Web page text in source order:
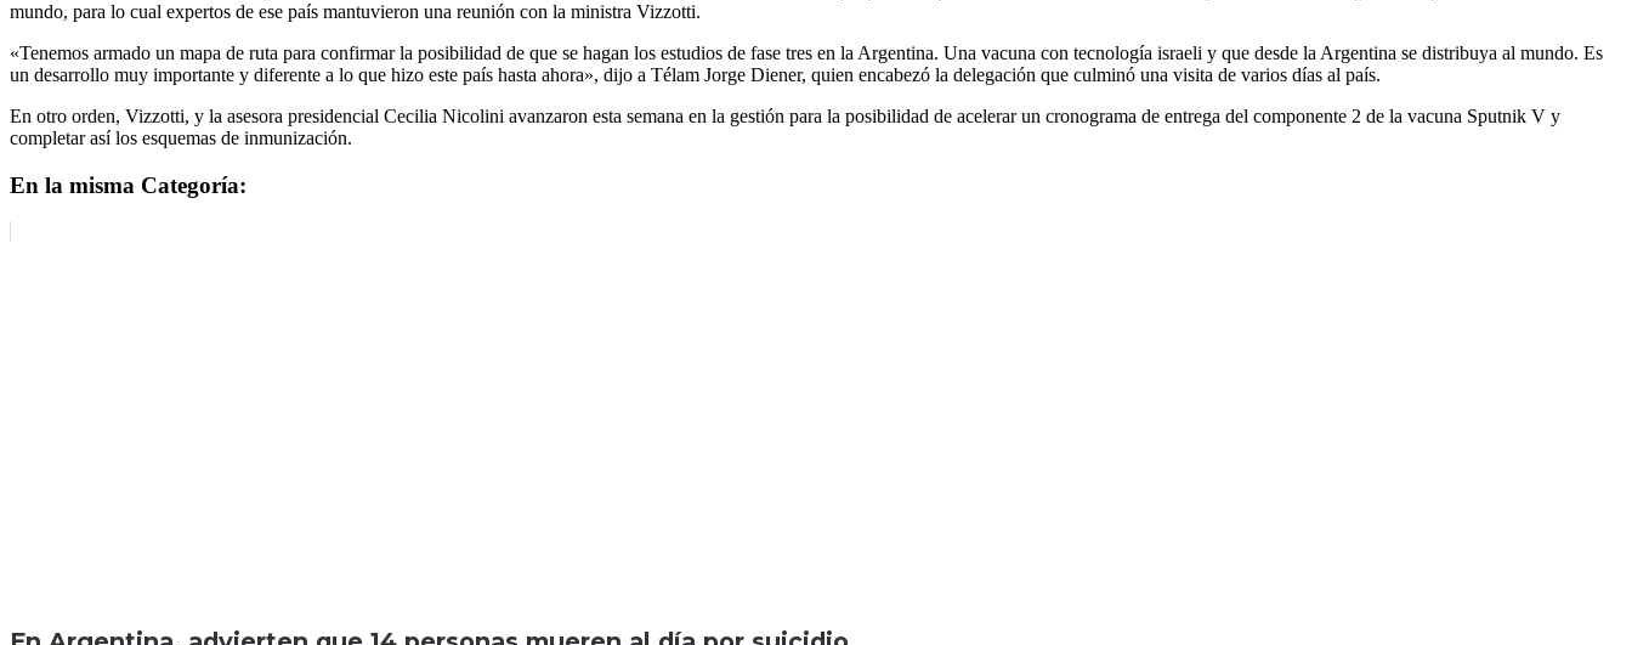
mundo, para lo cual expertos de ese país mantuvieron una reunión con la ministra Vizzotti.
«Tenemos armado un mapa de ruta para confirmar la posibilidad de que se hagan los estudios de fase tres en la Argentina. Una vacuna con tecnología israeli y que desde la Argentina se distribuya al mundo. Es
un desarrollo muy importante y diferente a lo que hizo este país hasta ahora», dijo a Télam Jorge Diener, quien encabezó la delegación que culminó una visita de varios días al país.
En otro orden, Vizzotti, y la asesora presidencial Cecilia Nicolini avanzaron esta semana en la gestión para la posibilidad de acelerar un cronograma de entrega del componente 2 de la vacuna Sputnik V y
completar así los esquemas de inmunización.
En la misma Categoría: